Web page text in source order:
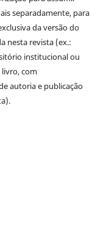
separadamente, para
da versão do
nesta revista (ex.:
institucional ou
com
autoria e publicação